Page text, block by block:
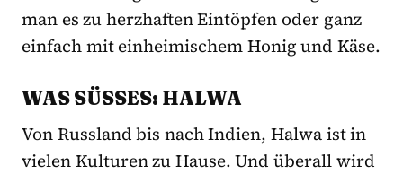
man es zu herzhaften Eintöpfen oder ganz
einfach mit einheimischem Honig und Käse.
WAS SÜSSES: HALWA
Von Russland bis nach Indien, Halwa ist in
vielen Kulturen zu Hause. Und überall wird